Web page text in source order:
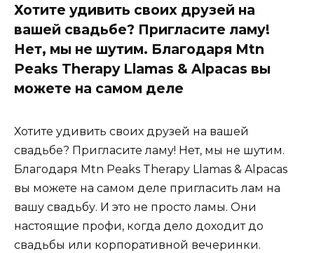
Хотите удивить своих друзей на
вашей свадьбе? Пригласите ламу!
Нет, мы не шутим. Благодаря Mtn
Peaks Therapy Llamas & Alpacas вы
можете на самом деле
Хотите удивить своих друзей на вашей
свадьбе? Пригласите ламу! Нет, мы не шутим.
Благодаря Mtn Peaks Therapy Llamas & Alpacas
вы можете на самом деле пригласить лам на
вашу свадьбу. И это не просто ламы. Они
настоящие профи, когда дело доходит до
свадьбы или корпоративной вечеринки.